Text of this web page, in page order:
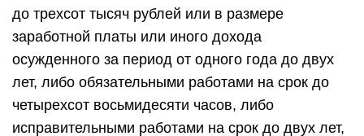
до трехсот тысяч рублей или в размере
заработной платы или иного дохода
осужденного за период от одного года до двух
лет, либо обязательными работами на срок до
четырехсот восьмидесяти часов, либо
исправительными работами на срок до двух лет,